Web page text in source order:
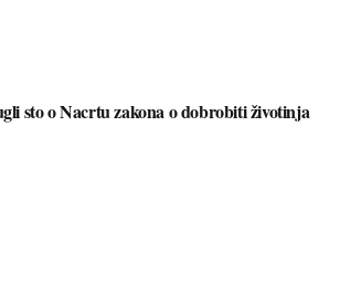
sto o Nacrtu zakona o dobrobiti životinja